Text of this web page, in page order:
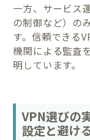
一方、サービス
の制御など）の
す。信頼できる
機関による監査
明しています。
VPN選びの
設定と避け